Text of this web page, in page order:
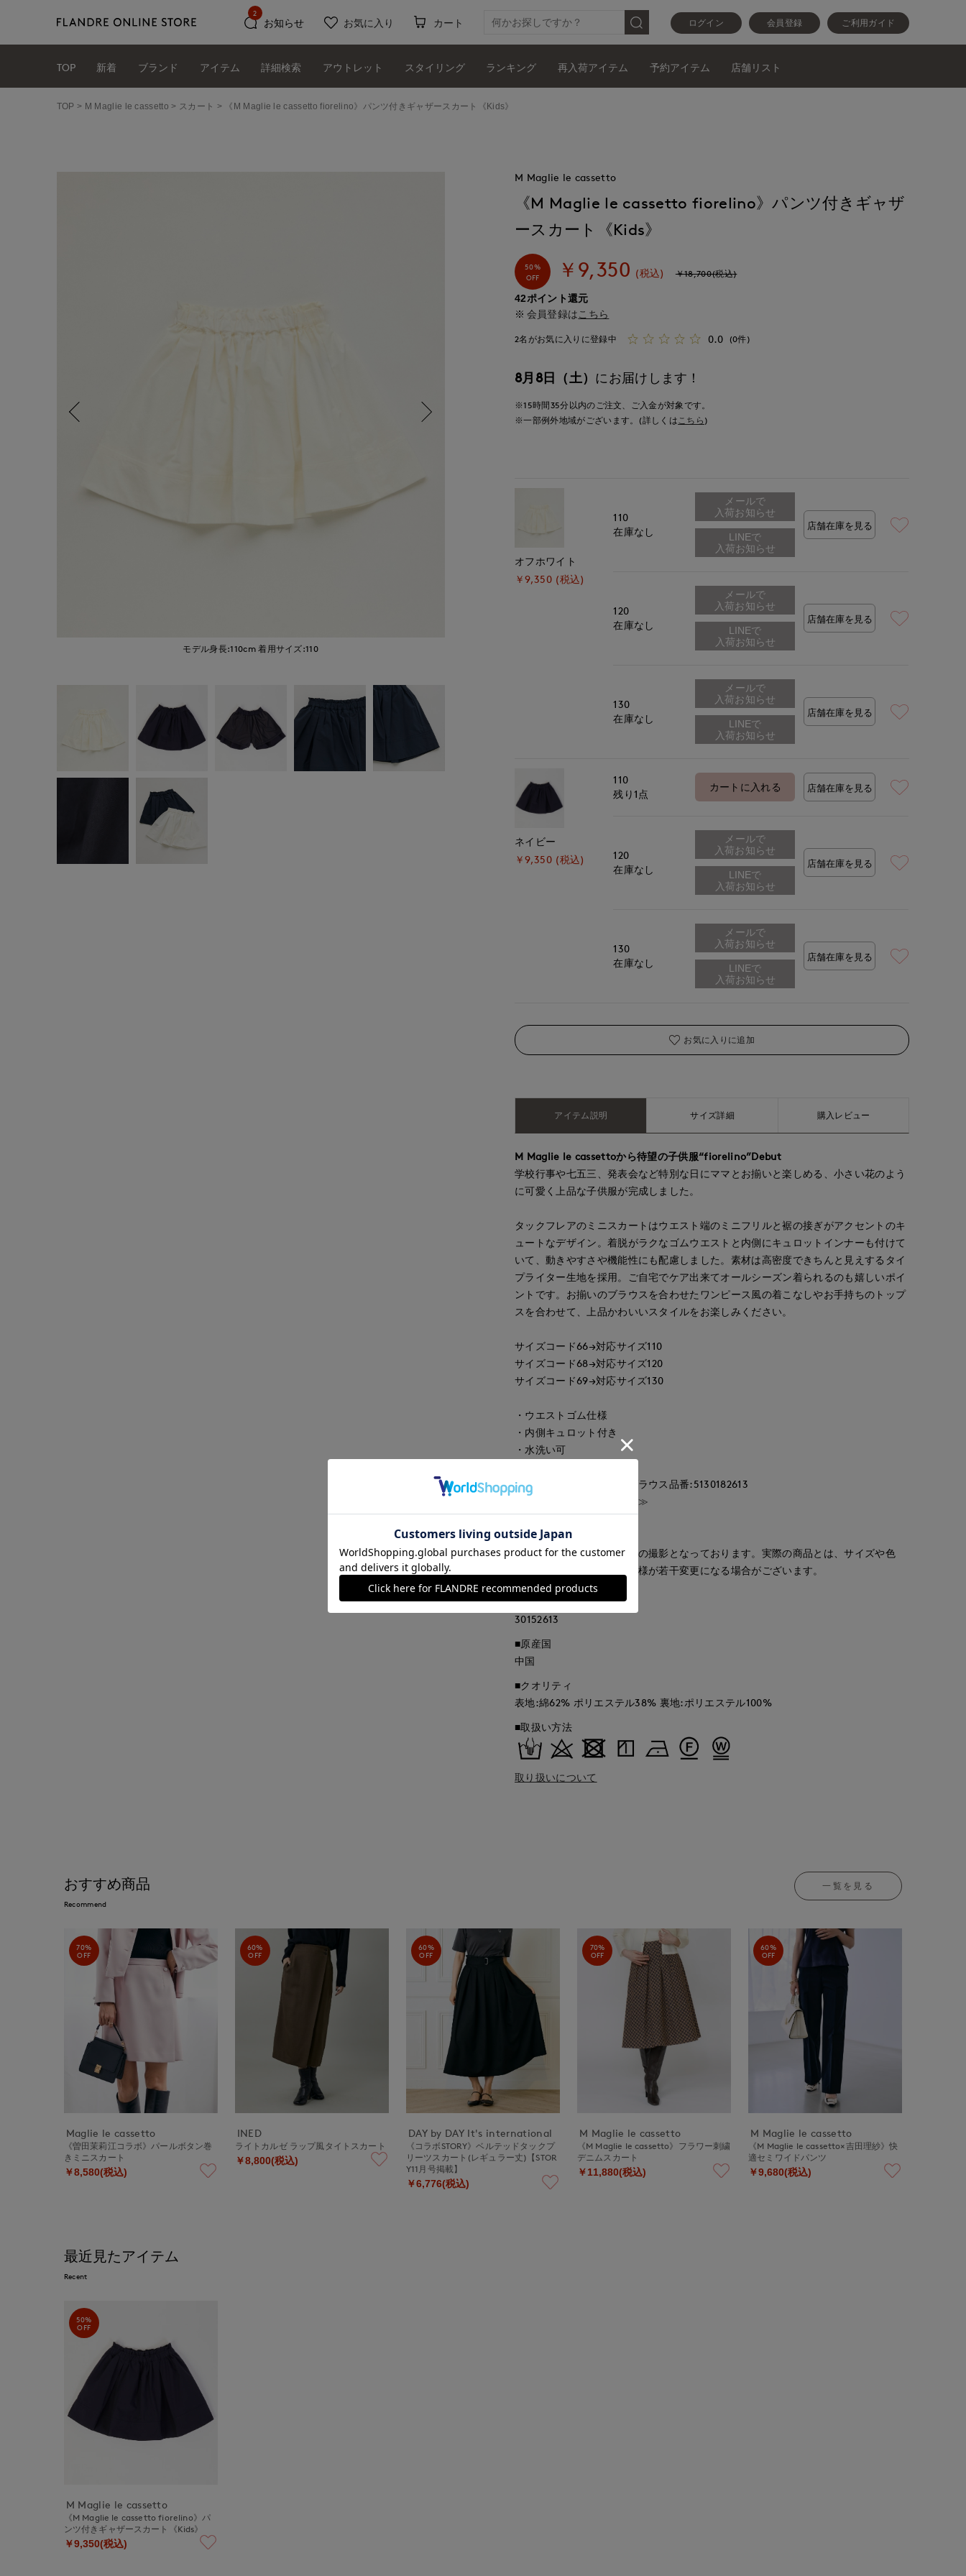
ログイン 会員登録 ご利用ガイド
お知らせ
2
お気に入り カート
TOP 新着 ブランド アイテム 詳細検索 アウトレット スタイリング ランキング 再入荷アイテム 予約アイテム 店舗リスト
TOP M Maglie le cassetto スカート 《M Maglie le cassetto fiorelino》パンツ付きギャザースカート《Kids》
モデル身長:110cm 着用サイズ:110 着用サイズ:110
M Maglie le cassetto
《M Maglie le cassetto fiorelino》パンツ付きギャザ
ースカート《Kids》
50%
OFF
￥9,350 (税込) ￥18,700(税込)
42ポイント還元
会員登録は こちら
2名がお気に入りに登録中 0.0 (0件)
8月8日（土） にお届けします！
※15時間35分以内のご注文、ご入金が対象です。
※一部例外地域がございます。(詳しくはこちら )
オフホワイト
￥9,350 (税込)
110
在庫なし
メールで
入荷お知らせ
店舗在庫を見る
120
在庫なし
メールで
入荷お知らせ
店舗在庫を見る
130
在庫なし
メールで
入荷お知らせ
店舗在庫を見る
ネイビー
￥9,350 (税込)
110
残り1点
カートに入れる 店舗在庫を見る
120
在庫なし
メールで
入荷お知らせ
店舗在庫を見る
130
在庫なし
メールで
入荷お知らせ
店舗在庫を見る
お気に入りに追加
アイテム説明 サイズ詳細 購入レビュー
M Maglie le cassettoから待望の子供服“fiorelino”Debut
学校行事や七五三、発表会など特別な日にママとお揃いと楽しめる、小さい花のよう
に可愛く上品な子供服が完成しました。
タックフレアのミニスカートはウエスト端のミニフリルと裾の接ぎがアクセントのキ
ュートなデザイン。着脱がラクなゴムウエストと内側にキュロットインナーも付けて
いて、動きやすさや機能性にも配慮しました。素材は高密度できちんと見えするタイ
プライター生地を採用。ご自宅でケア出来てオールシーズン着られるのも嬉しいポイ
ントです。お揃いのブラウスを合わせたワンピース風の着こなしやお手持ちのトップ
スを合わせて、上品かわいいスタイルをお楽しみください。
サイズコード66→対応サイズ110
サイズコード68→対応サイズ120
サイズコード69→対応サイズ130
・ウエストゴム仕様
・内側キュロット付き
・水洗い可
セットアップで着られるブラウス品番:5130182613
同素材のスカートはこちら≫
■サンプル撮影商品■
こちらの商品はサンプルでの撮影となっております。実際の商品とは、サイズや色
味、素材、デザイン等の仕様が若干変更になる場合がございます。
■品番
30152613
■原産国
中国
■クオリティ
表地:綿62% ポリエステル38% 裏地:ポリエステル100%
■取扱い方法
取り扱いについて
おすすめ商品
Recommend
一覧を見る
70%
OFF
Maglie le cassetto
《曽田茉莉江コラボ》パールボタン巻
きミニスカート
￥8,580(税込)
60%
OFF
INED
ライトカルゼ ラップ風タイトスカート
￥8,800(税込)
60%
OFF
DAY by DAY It's international
《コラボSTORY》ベルテッドタックプ
リーツスカート(レギュラー丈)【STOR
Y11月号掲載】
￥6,776(税込)
70%
OFF
M Maglie le cassetto
《M Maglie le cassetto》フラワー刺繍
デニムスカート
￥11,880(税込)
60%
OFF
M Maglie le cassetto
《M Maglie le cassetto×吉田理紗》快
適セミワイドパンツ
￥9,680(税込)
最近見たアイテム
Recent
50%
OFF
M Maglie le cassetto
《M Maglie le cassetto fiorelino》パ
ンツ付きギャザースカート《Kids》
￥9,350(税込)